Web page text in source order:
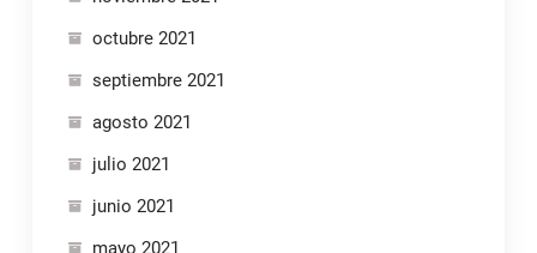
octubre 2021
septiembre 2021
agosto 2021
julio 2021
junio 2021
mayo 2021